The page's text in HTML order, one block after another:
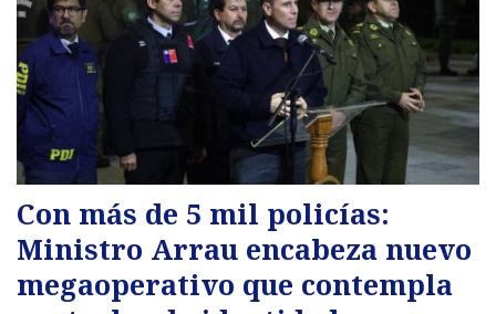
Con más de 5 mil policías:
Ministro Arrau encabeza nuevo
megaoperativo que contempla